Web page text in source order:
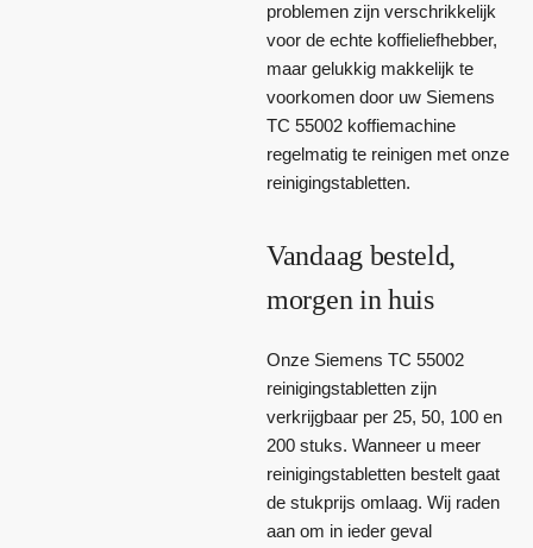
problemen zijn verschrikkelijk
voor de echte koffieliefhebber,
maar gelukkig makkelijk te
voorkomen door uw Siemens
TC 55002 koffiemachine
regelmatig te reinigen met onze
reinigingstabletten.
Vandaag besteld,
morgen in huis
Onze Siemens TC 55002
reinigingstabletten zijn
verkrijgbaar per 25, 50, 100 en
200 stuks. Wanneer u meer
reinigingstabletten bestelt gaat
de stukprijs omlaag. Wij raden
aan om in ieder geval